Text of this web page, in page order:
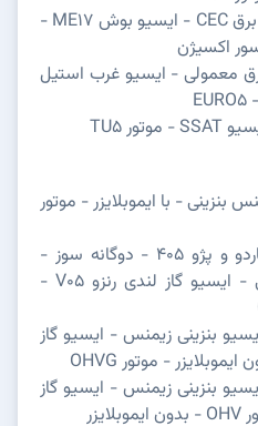
پژو پارس - سیستم برق CEC - ایسیو بوش ME17 -
معمولی - ایسیو غرب استیل
بنزینی - با ایموبلایزر - موتور
روا و RD و وانت باردو و پژو 405 - دوگانه سوز -
ایسیو S2000 بنزینی - ایسیو گاز لندی رنزو V05 -
بنزینی زیمنس - ایسیو گاز
بنزینی زیمنس - ایسیو گاز